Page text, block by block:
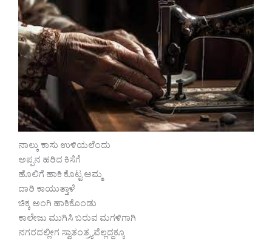
ನಾಲ್ಕು ಕಾಸು ಉಳಿಯಲೆಂದು
ಅಪ್ಪನ ಹರಿದ ಕಿಸೆಗೆ
ಹೊಲಿಗೆ ಹಾಕಿ ಕೊಟ್ಟ ಅಮ್ಮ
ದಾರಿ ಕಾಯುತ್ತಾಳೆ
ಚಿಕ್ಕ ಅಂಗಿ ಹಾಕಿಕೊಂಡು
ಕಾಲೇಜು ಮುಗಿಸಿ ಬರುವ ಮಗಳಿಗಾಗಿ
ನಗರದಲ್ಲೀಗ ಸ್ವಾತಂತ್ರ್ಯವೆಲ್ಲದ್ದಕ್ಕೂ